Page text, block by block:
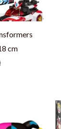
cm
wynosi: